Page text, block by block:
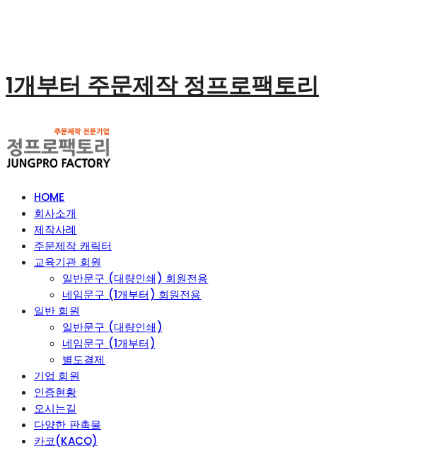
1개부터 주문제작 정프로팩토리
HOME
회사소개
제작사례
주문제작 캐릭터
교육기관 회원
일반문구 (대량인쇄) 회원전용
네임문구 (1개부터) 회원전용
일반 회원
일반문구 (대량인쇄)
네임문구 (1개부터)
별도결제
기업 회원
인증현황
오시는길
다양한 판촉물
카코(KACO)